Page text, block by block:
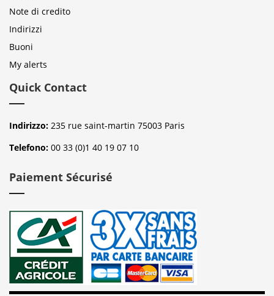
Note di credito
Indirizzi
Buoni
My alerts
Quick Contact
Indirizzo: 235 rue saint-martin 75003 Paris
Telefono: 00 33 (0)1 40 19 07 10
Paiement Sécurisé